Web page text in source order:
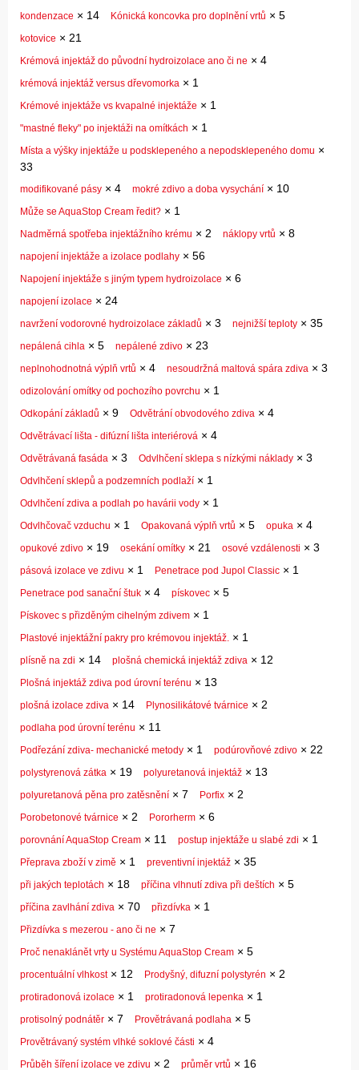
kondenzace × 14 Kónická koncovka pro doplnění vrtů × 5
kotovice × 21
Krémová injektáž do původní hydroizolace ano či ne × 4
krémová injektáž versus dřevomorka × 1
Krémové injektáže vs kvapalné injektáže × 1
"mastné fleky" po injektáži na omítkách × 1
Místa a výšky injektáže u podsklepeného a nepodsklepeného domu ×
33
modifikované pásy × 4 mokré zdivo a doba vysychání × 10
Může se AquaStop Cream ředit? × 1
Nadměrná spotřeba injektážního krému × 2 náklopy vrtů × 8
napojení injektáže a izolace podlahy × 56
Napojení injektáže s jiným typem hydroizolace × 6
napojení izolace × 24
navržení vodorovné hydroizolace základů × 3 nejnižší teploty × 35
nepálená cihla × 5 nepálené zdivo × 23
neplnohodnotná výplň vrtů × 4 nesoudržná maltová spára zdiva × 3
odizolování omítky od pochozího povrchu × 1
Odkopání základů × 9 Odvětrání obvodového zdiva × 4
Odvětrávací lišta - difúzní lišta interiérová × 4
Odvětrávaná fasáda × 3 Odvlhčení sklepa s nízkými náklady × 3
Odvlhčení sklepů a podzemních podlaží × 1
Odvlhčení zdiva a podlah po havárii vody × 1
Odvlhčovač vzduchu × 1 Opakovaná výplň vrtů × 5 opuka × 4
opukové zdivo × 19 osekání omítky × 21 osové vzdálenosti × 3
pásová izolace ve zdivu × 1 Penetrace pod Jupol Classic × 1
Penetrace pod sanační štuk × 4 pískovec × 5
Pískovec s přizděným cihelným zdivem × 1
Plastové injektážní pakry pro krémovou injektáž. × 1
plísně na zdi × 14 plošná chemická injektáž zdiva × 12
Plošná injektáž zdiva pod úrovní terénu × 13
plošná izolace zdiva × 14 Plynosilikátové tvárnice × 2
podlaha pod úrovní terénu × 11
Podřezání zdiva- mechanické metody × 1 podúrovňové zdivo × 22
polystyrenová zátka × 19 polyuretanová injektáž × 13
polyuretanová pěna pro zatěsnění × 7 Porfix × 2
Porobetonové tvárnice × 2 Pororherm × 6
porovnání AquaStop Cream × 11 postup injektáže u slabé zdi × 1
Přeprava zboží v zimě × 1 preventivní injektáž × 35
při jakých teplotách × 18 příčina vlhnutí zdiva při deštích × 5
příčina zavlhání zdiva × 70 přizdívka × 1
Přizdívka s mezerou - ano či ne × 7
Proč nenaklánět vrty u Systému AquaStop Cream × 5
procentuální vlhkost× 12 Prodyšný, difuzní polystyrén × 2
protiradonová izolace × 1 protiradonová lepenka × 1
protisolný podnátěr × 7 Provětrávaná podlaha × 5
Provětrávaný systém vlhké soklové části × 4
Průběh šíření izolace ve zdivu × 2 průměr vrtů × 16